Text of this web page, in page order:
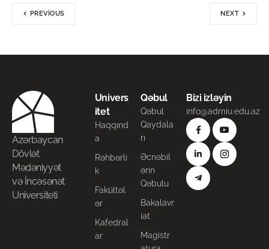
PREVIOUS NEXT
Azərbaycan
Dövlət
Mədəniyyət
və İncəsənət
Universiteti
Univers
itet
Haqqınd
a
Rəhbərli
k
Fakültəl
ər
Kafedral
ar
Qəbul
Qəbul
Qaydala
rı
Əcnəbil
ərin
Qəbulu
Bakalavr
iat
Magistr
Bizi izləyin
info@admiu.edu.az